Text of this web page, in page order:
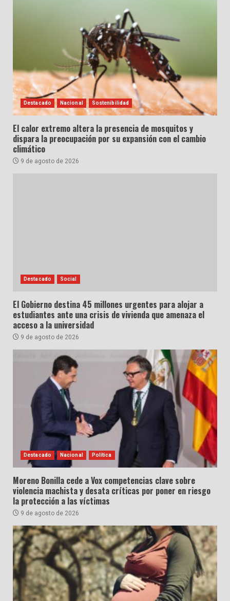
Destacado Nacional Sostenibilidad
El calor extremo altera la presencia de mosquitos y
dispara la preocupación por su expansión con el cambio
climático
9 de agosto de 2026
Destacado Social
El Gobierno destina 45 millones urgentes para alojar a
estudiantes ante una crisis de vivienda que amenaza el
acceso a la universidad
9 de agosto de 2026
Destacado Nacional Política
Moreno Bonilla cede a Vox competencias clave sobre
violencia machista y desata críticas por poner en riesgo
la protección a las víctimas
9 de agosto de 2026